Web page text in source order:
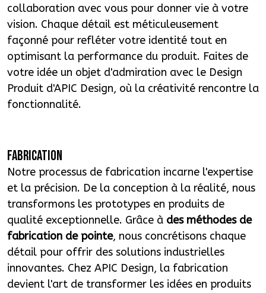
collaboration avec vous pour donner vie à votre
vision. Chaque détail est méticuleusement
façonné pour refléter votre identité tout en
optimisant la performance du produit. Faites de
votre idée un objet d'admiration avec le Design
Produit d'APIC Design, où la créativité rencontre la
fonctionnalité.
FABRICATION
Notre processus de fabrication incarne l'expertise
et la précision. De la conception à la réalité, nous
transformons les prototypes en produits de
qualité exceptionnelle. Grâce à des méthodes de
fabrication de pointe, nous concrétisons chaque
détail pour offrir des solutions industrielles
innovantes. Chez APIC Design, la fabrication
devient l'art de transformer les idées en produits